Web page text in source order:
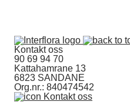
Kontakt oss
90 69 94 70
Kattahamrane 13
6823 SANDANE
Org.nr.: 840474542
Kontakt oss